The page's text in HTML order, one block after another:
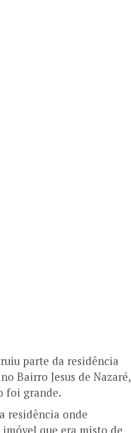
parte da residência
Bairro Jesus de Nazaré,
foi grande.
residência onde
que era misto de